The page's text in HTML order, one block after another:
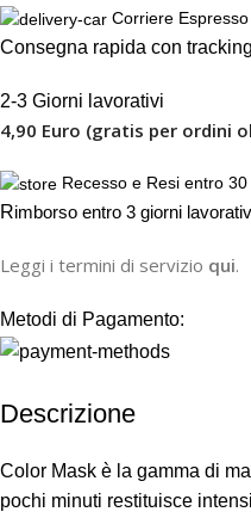
Corriere
Consegna rapida con
2-3 Giorni lavorativi
4,90 Euro (gratis per ordini
Recesso e Resi entro
Rimborso entro 3 giorni
Leggi i termini di servizio qui.
Metodi di Pagamento:
Descrizione
Color Mask è la gamma di
pochi minuti restituisce